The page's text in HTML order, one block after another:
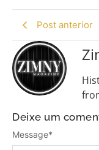
Post anterior
Deixe um
Message*